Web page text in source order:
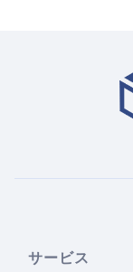
サービス